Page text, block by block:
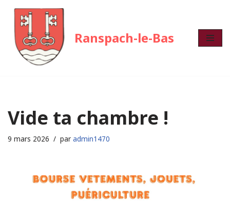
Aller
au
contenu
Ranspach-le-Bas
Vide ta chambre !
9 mars 2026 par admin1470